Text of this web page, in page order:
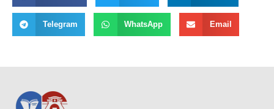
Telegram WhatsApp Email